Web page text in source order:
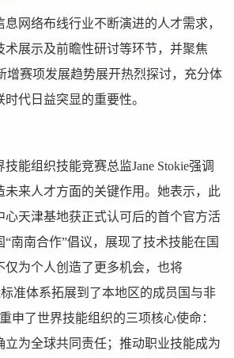
网络布线行业不断演进的人才需求，
术展示及前瞻性研讨等环节，并聚焦
增赛项发展趋势展开热烈探讨，充分体
代日益突显的重要性。
能组织技能竞赛总监Jane Stokie强调
未来人才方面的关键作用。她表示，此
心天津基地获正式认可后的首个官方活
南南合作”倡议，展现了技术技能在国
仅为个人创造了更多机会，也将
准体系拓展到了本地区的成员国与非
申了世界技能组织的三项核心使命：
立为全球共同责任；推动职业技能成为